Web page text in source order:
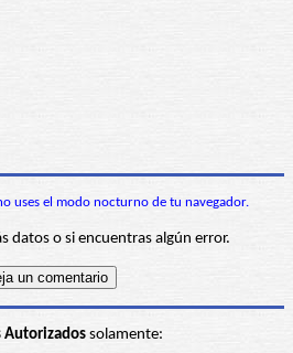
uses el modo nocturno de tu navegador.
datos o si encuentras algún error.
solamente: